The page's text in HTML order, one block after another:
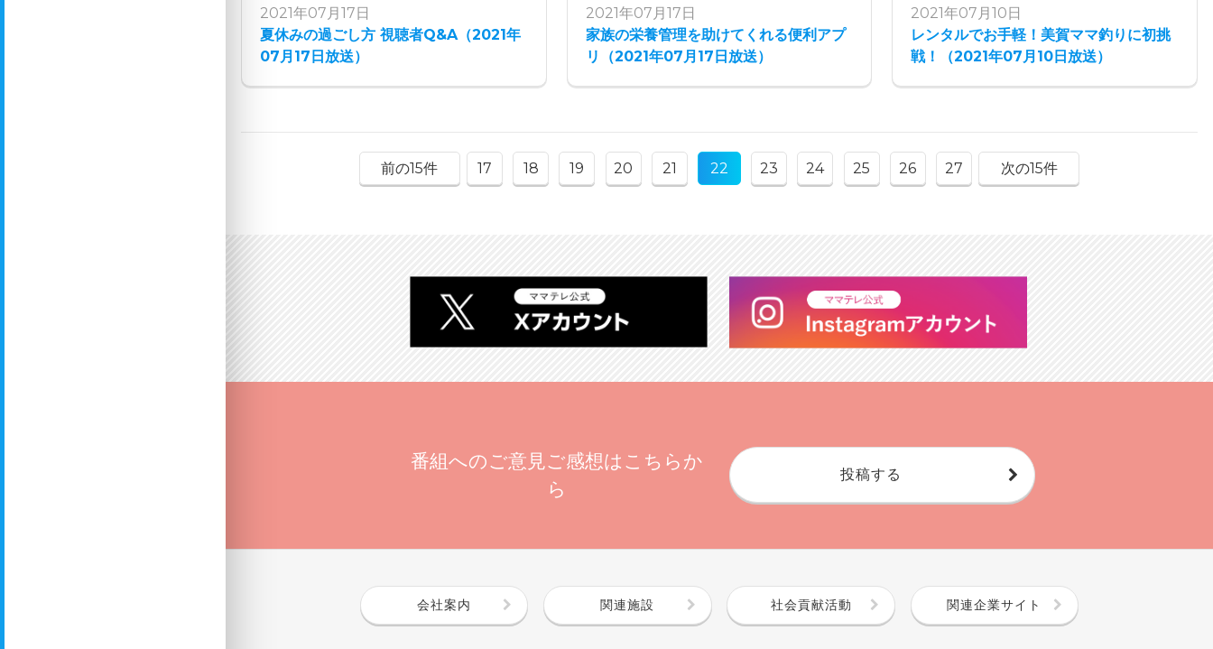
2021年07月17日
夏休みの過ごし方 視聴者Q&A（2021年
07月17日放送）
2021年07月17日
家族の栄養管理を助けてくれる便利アプ
リ（2021年07月17日放送）
2021年07月10日
レンタルでお手軽！美賀ママ釣りに初挑
戦！（2021年07月10日放送）
前の15件 17 18 19 20 21 22 23 24 25 26 27 次の15件
番組へのご意見ご感想はこちらか
ら
投稿する
会社案内 関連施設 社会貢献活動 関連企業サイト